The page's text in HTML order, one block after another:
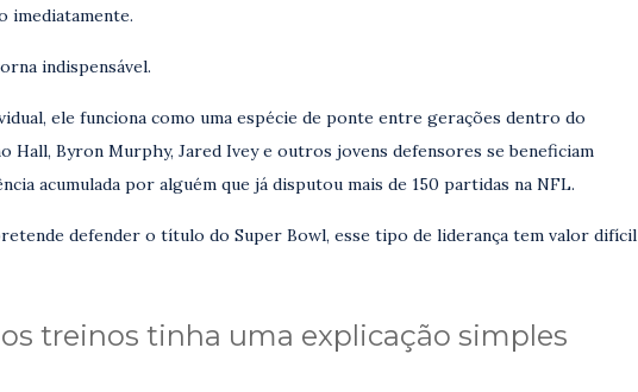
imediatamente.
indispensável.
ele funciona como uma espécie de ponte entre gerações dentro do
Hall, Byron Murphy, Jared Ivey e outros jovens defensores se beneficiam
acumulada por alguém que já disputou mais de 150 partidas na NFL.
defender o título do Super Bowl, esse tipo de liderança tem valor difícil
treinos tinha uma explicação simples